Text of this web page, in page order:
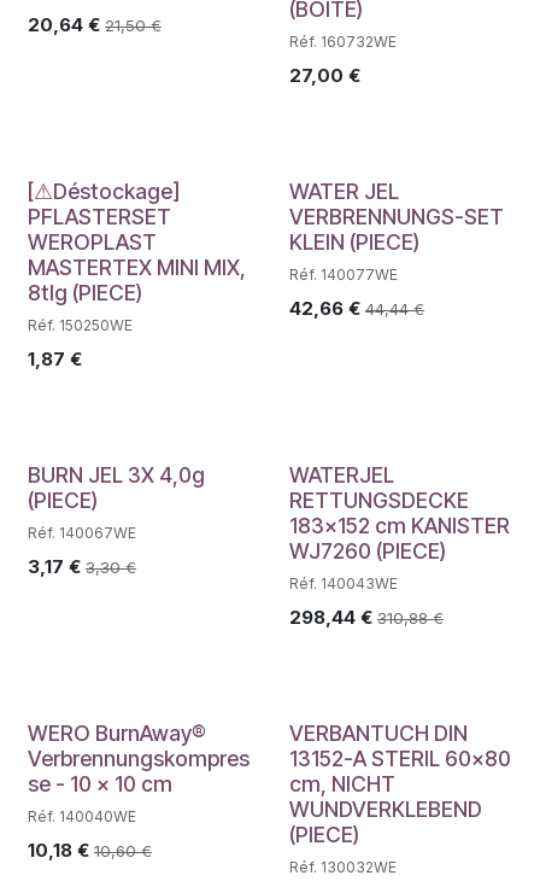
20,64 € 21,50€
(BOITE)
Réf. 160732WE
27,00 €
Déstockage
[⚠Déstockage]
PFLASTERSET
WEROPLAST
MASTERTEX MINI MIX,
8tlg (PIECE)
Réf. 150250WE
1,87 €
WATER JEL
VERBRENNUNGS-SET
KLEIN (PIECE)
Réf. 140077WE
42,66€ 44,44€
BURN JEL 3X 4,0g
(PIECE)
Réf. 140067WE
3,17 € 3,30€
WATERJEL
RETTUNGSDECKE
183x152 cm KANISTER
WJ7260 (PIECE)
Réf. 140043WE
298,44€ 310,88€
WERO BurnAway®
Verbrennungskompres
se - 10 x 10 cm
Réf. 140040WE
10,18 € 10,60€
VERBANTUCH DIN
13152-A STERIL 60x80
cm, NICHT
WUNDVERKLEBEND
(PIECE)
Réf. 130032WE